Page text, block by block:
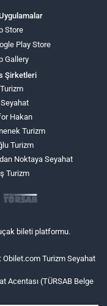
Store
Play Store
Gallery
Şirketleri
Hakan
Turizm
Turizm
Noktaya Seyahat
Turizm
bileti platformu.
Turizm Seyahat
Acentası (TÜRSAB Belge